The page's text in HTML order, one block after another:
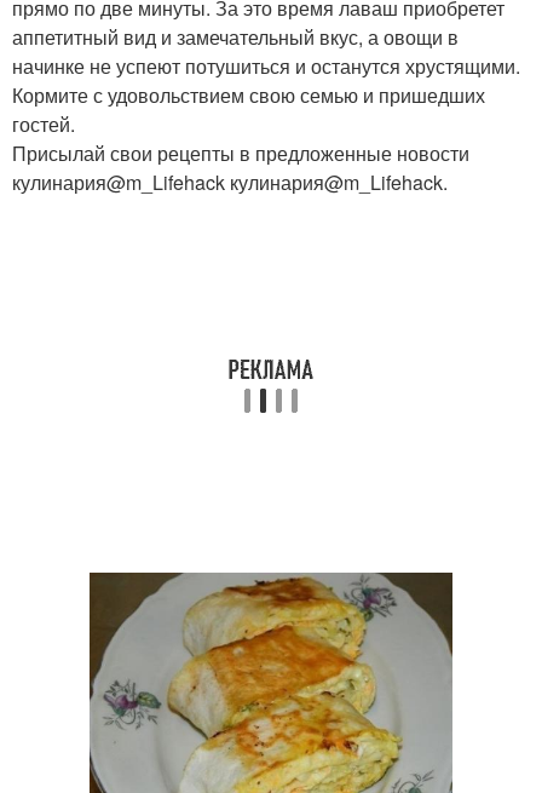
прямо по две минуты. За это время лаваш приобретет
аппетитный вид и замечательный вкус, а овощи в
начинке не успеют потушиться и останутся хрустящими.
Кормите с удовольствием свою семью и пришедших
гостей.
Присылай свои рецепты в предложенные новости
кулинария@m_Lifehack кулинария@m_Lifehack.